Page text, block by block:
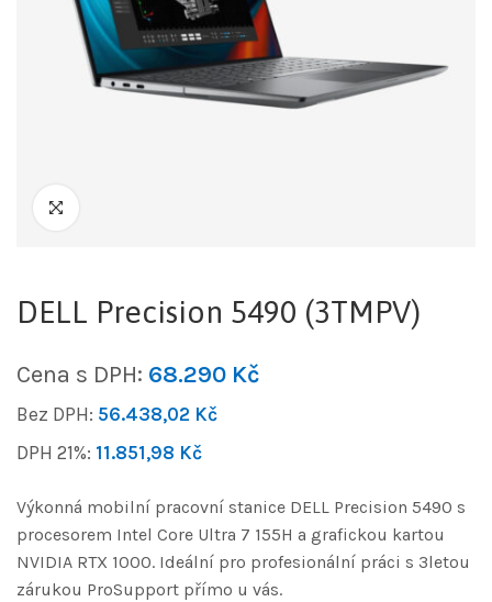
DELL Precision 5490 (3TMPV)
Cena s DPH: 68.290 Kč
Bez DPH: 56.438,02 Kč
DPH 21%: 11.851,98 Kč
Výkonná mobilní pracovní stanice DELL Precision 5490 s
procesorem Intel Core Ultra 7 155H a grafickou kartou
NVIDIA RTX 1000. Ideální pro profesionální práci s 3letou
zárukou ProSupport přímo u vás.